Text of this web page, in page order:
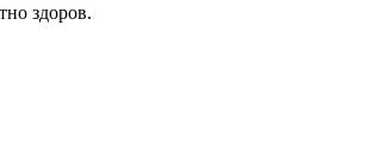
здоров.